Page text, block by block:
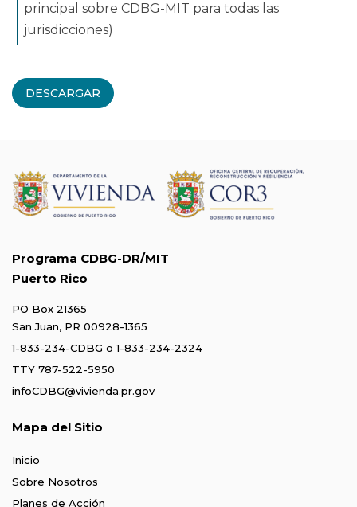
principal sobre CDBG-MIT para todas las
jurisdicciones)
DESCARGAR
Programa CDBG-DR/MIT
Puerto Rico
PO Box 21365
San Juan, PR 00928-1365
1-833-234-CDBG o1-833-234-2324
TTY 787-522-5950
infoCDBG@vivienda.pr.gov
Mapa del Sitio
Inicio
Sobre Nosotros
Planes de Acción